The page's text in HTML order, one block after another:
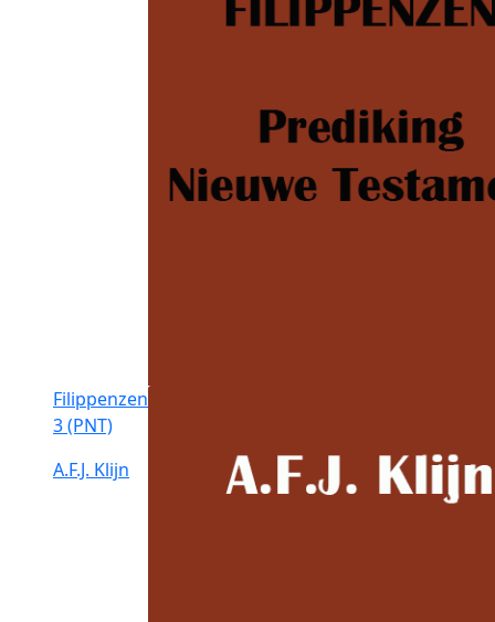
Filippenzen
3 (PNT)
A.F.J. Klijn